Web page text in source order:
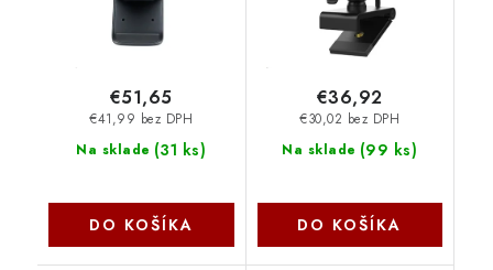
Na sklade (31 ks)
€41,99 bez DPH
€51,65
DO KOŠÍKA
Na sklade (99 ks)
€30,02 bez DPH
€36,92
DO KOŠÍKA